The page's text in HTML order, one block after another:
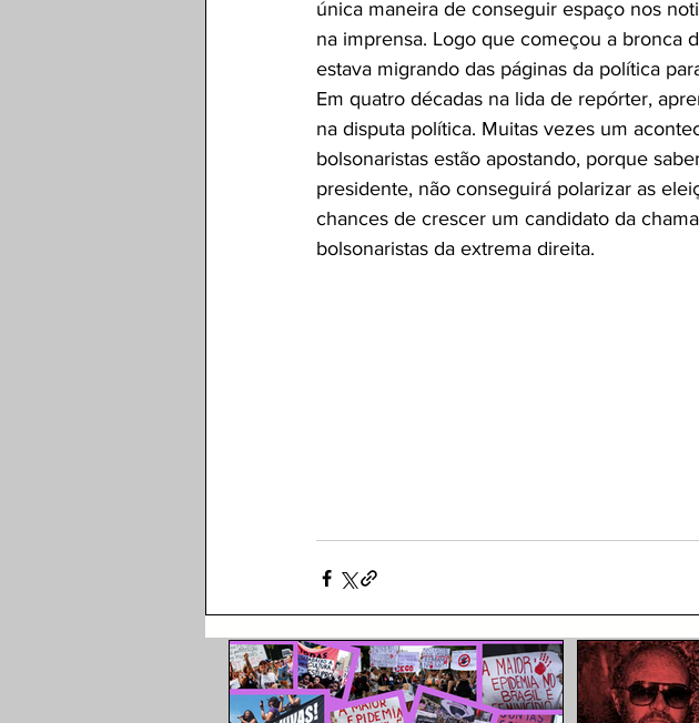
única maneira de conseguir espaço nos
na imprensa. Logo que começou a bronca
estava migrando das páginas da política
Em quatro décadas na lida de repórter,
na disputa política. Muitas vezes um
bolsonaristas estão apostando, porque
presidente, não conseguirá polarizar as
chances de crescer um candidato da
bolsonaristas da extrema direita.